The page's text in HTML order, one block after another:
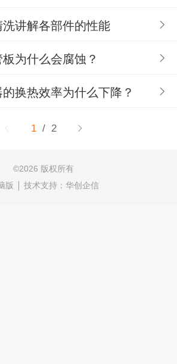
讲解各部件的性能
为什么会腐蚀？
换热效率为什么下降？
1 / 2
©2026 版权所有
版
技术支持： 华创企信